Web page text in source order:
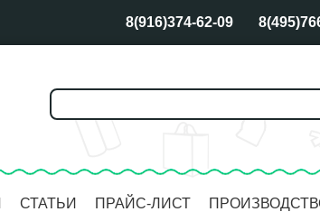
8(916)374-62-09
СТАТЬИ ПРАЙС-ЛИСТ